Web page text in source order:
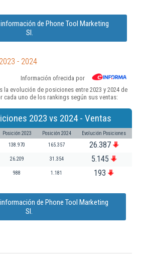
de Phone Tool Marketing
Sl.
- 2024
Información ofrecida por
la evolución de posiciones entre 2023 y 2024 de
cada uno de los rankings según sus ventas:
2023 vs 2024 - Ventas
Posición 2023 Posición 2024 Evolución Posiciones
138.970 165.357 26.387
26.209 31.354 5.145
988 1.181 193
de Phone Tool Marketing
Sl.